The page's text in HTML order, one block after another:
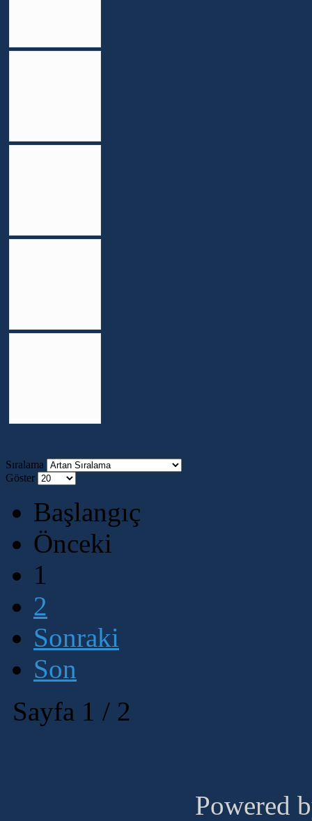
Sıralama
Göster
Başlangıç
Önceki
1
2
Sonraki
Son
Sayfa 1 / 2
Powered